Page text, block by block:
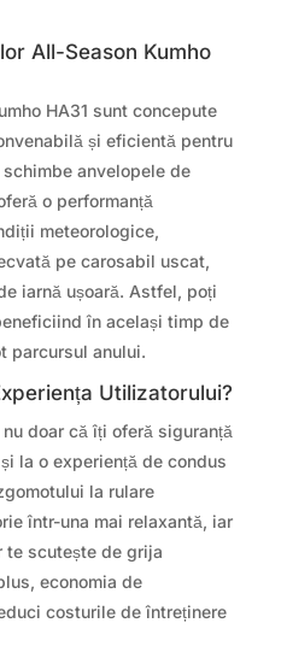
All-Season Kumho
HA31 sunt concepute
și eficientă pentru
anvelopele de
o performanță
meteorologice,
pe carosabil uscat,
iarnă ușoară. Astfel, poți
în același timp de
parcursul anului.
Utilizatorului?
doar că îți oferă siguranță
la o experiență de condus
la rulare
într-una mai relaxantă, iar
te scutește de grija
economia de
costurile de întreținere